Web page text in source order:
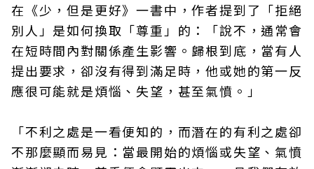
在《少，但是更好》一書中，作者提到了「拒絕
別人」是如何換取「尊重」的：「說不，通常會
在短時間內對關係產生影響。歸根到底，當有人
提出要求，卻沒有得到滿足時，他或她的第一反
應很可能就是煩惱、失望，甚至氣憤。」
「不利之處是一看便知的，而潛在的有利之處卻
不那麼顯而易見：當最開始的煩惱或失望、氣憤